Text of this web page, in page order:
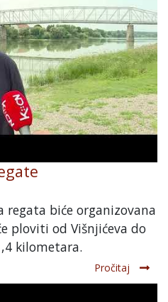
regata biće organizovana
ploviti od Višnjićeva do
kilometara.
Pročitaj